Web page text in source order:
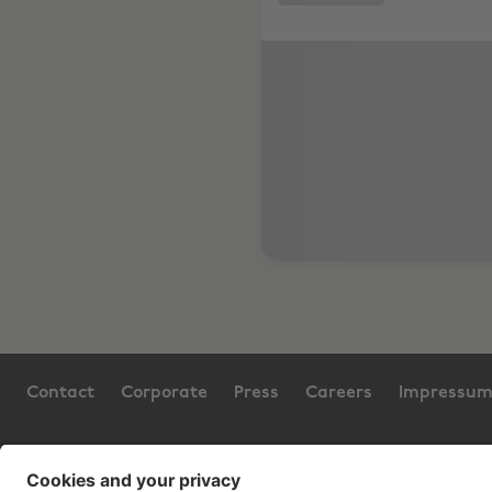
Contact Corporate Press Careers Impressum